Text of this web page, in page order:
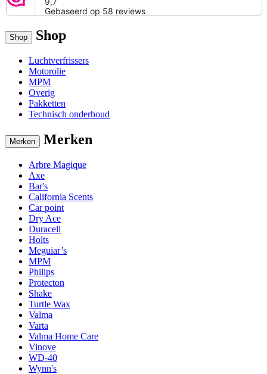
Shop Shop
Luchtverfrissers
Motorolie
MPM
Overig
Pakketten
Technisch onderhoud
Merken Merken
Arbre Magique
Axe
Bar's
California Scents
Car point
Dry Ace
Duracell
Holts
Meguiar’s
MPM
Philips
Protecton
Shake
Turtle Wax
Valma
Varta
Valma Home Care
Vinove
WD-40
Wynn's